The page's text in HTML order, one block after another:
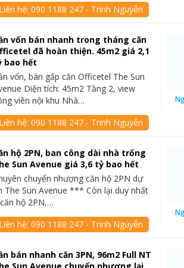
Liên hệ:090 1188 247 - Trinh Nguyễn
vốn bán nhanh trong tháng căn
đã hoàn thiện. 45m2 giá 2,1
bao hết
vốn, bán gấp căn Officetel The Sun
Diện tích: 45m2 Tầng 2, view
viên nội khu Nhà…
Liên hệ:090 1188 247 - Trinh Nguyễn
hộ 2PN, ban công dài nhà trống
Sun Avenue giá 3,6 tỷ bao hết
chuyển nhượng căn hộ 2PN dự
The Sun Avenue *** Còn lại duy nhất
hộ 2PN,…
Liên hệ:090 1188 247 - Trinh Nguyễn
bán nhanh căn 3PN, 96m2 Full NT